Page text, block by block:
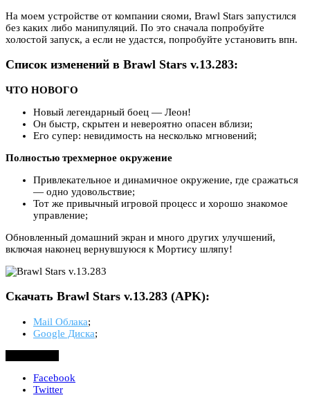
На моем устройстве от компании сяоми, Brawl Stars запустился
без каких либо манипуляций. По это сначала попробуйте
холостой запуск, а если не удастся, попробуйте установить впн.
Список изменений в Brawl Stars v.13.283:
ЧТО НОВОГО
Новый легендарный боец — Леон!
Он быстр, скрытен и невероятно опасен вблизи;
Его супер: невидимость на несколько мгновений;
Полностью трехмерное окружение
Привлекательное и динамичное окружение, где сражаться
— одно удовольствие;
Тот же привычный игровой процесс и хорошо знакомое
управление;
Обновленный домашний экран и много других улучшений,
включая наконец вернувшуюся к Мортису шляпу!
Скачать Brawl Stars v.13.283 (APK):
Mail Облака;
Google Диска;
Facebook
Twitter